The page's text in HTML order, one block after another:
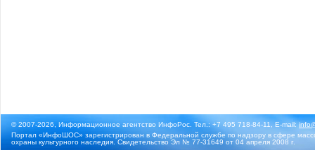
© 2007-2026, Информационное агентство ИнфоРос. Тел.: +7 495 718-84-11, E-mail:
Портал «ИнфоШОС» зарегистрирован в Федеральной службе по надзору в сфере
охраны культурного наследия. Свидетельство Эл № 77-31649 от 04 апреля 2008 г.